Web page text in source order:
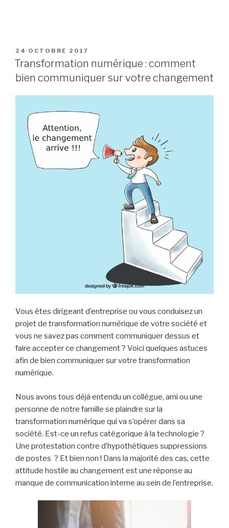
PUBLIÉ
LE
24 OCTOBRE 2017
Transformation numérique : comment
bien communiquer sur votre changement
Vous êtes dirigeant d’entreprise ou vous conduisez un
projet de transformation numérique de votre société et
vous ne savez pas comment communiquer dessus et
faire accepter ce changement ? Voici quelques astuces
afin de bien communiquer sur votre transformation
numérique.
Nous avons tous déjà entendu un collègue, ami ou une
personne de notre famille se plaindre sur la
transformation numérique qui va s’opérer dans sa
société. Est-ce un refus catégorique à la technologie ?
Une protestation contre d’hypothétiques suppressions
de postes ? Et bien non ! Dans la majorité des cas, cette
attitude hostile au changement est une réponse au
manque de communication interne au sein de l’entreprise.